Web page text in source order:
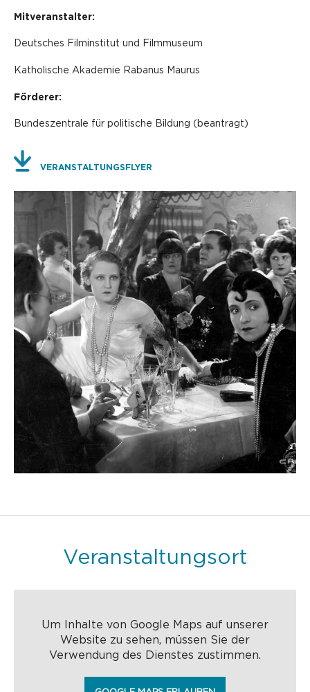
Mitveranstalter:
Deutsches Filminstitut und Filmmuseum
Katholische Akademie Rabanus Maurus
Förderer:
Bundeszentrale für politische Bildung (beantragt)
VERANSTALTUNGSFLYER
Veranstaltungsort
Um Inhalte von Google Maps auf unserer
Website zu sehen, müssen Sie der
Verwendung des Dienstes zustimmen.